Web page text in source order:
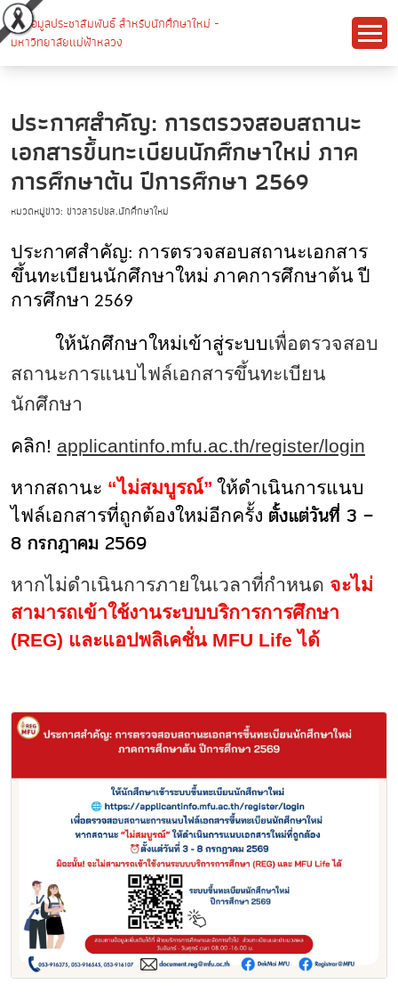
ประกาศสำคัญ: การตรวจสอบสถานะ
เอกสารขึ้นทะเบียนนักศึกษาใหม่ ภาค
การศึกษาต้น ปีการศึกษา 2569
หมวดหมู่ข่าว: ข่าวสารปชส.นักศึกษาใหม่
ประกาศสำคัญ: การตรวจสอบสถานะเอกสาร
ขึ้นทะเบียนนักศึกษาใหม่ ภาคการศึกษาต้น ปี
การศึกษา 2569
ให้นักศึกษาใหม่เข้าสู่ระบบเพื่อตรวจสอบ
สถานะการแนบไฟล์เอกสารขึ้นทะเบียน
นักศึกษา
คลิก! applicantinfo.mfu.ac.th/register/login
หากสถานะ “ไม่สมบูรณ์” ให้ดำเนินการแนบ
ไฟล์เอกสารที่ถูกต้องใหม่อีกครั้ง ตั้งแต่วันที่ 3 –
8 กรกฎาคม 2569
หากไม่ดำเนินการภายในเวลาที่กำหนด จะไม่
สามารถเข้าใช้งานระบบบริการการศึกษา
(REG) และแอปพลิเคชั่น MFU Life ได้